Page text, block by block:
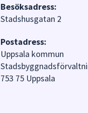
Besöksadress:
Stadshusgatan 2
Postadress:
Uppsala kommun
753 75 Uppsala